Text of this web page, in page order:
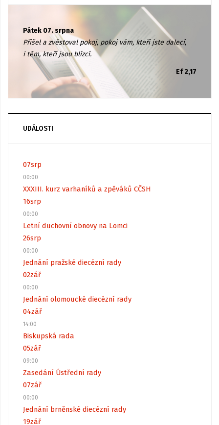
Pátek 07. srpna
Přišel a zvěstoval pokoj, pokoj vám, kteří jste dalecí,
i těm, kteří jsou blízcí.
Ef 2,17
UDÁLOSTI
07srp
00:00
XXXIII. kurz varhaníků a zpěváků CČSH
16srp
00:00
Letní duchovní obnovy na Lomci
26srp
00:00
Jednání pražské diecézní rady
02zář
00:00
Jednání olomoucké diecézní rady
04zář
14:00
Biskupská rada
05zář
09:00
Zasedání Ústřední rady
07zář
00:00
Jednání brněnské diecézní rady
19zář